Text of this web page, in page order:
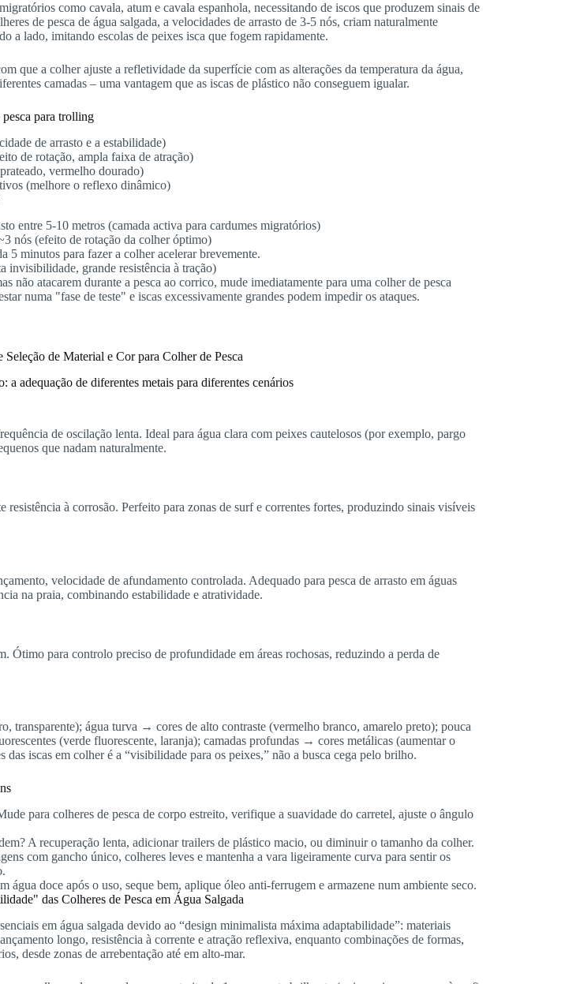
como cavala, atum e cavala espanhola, necessitando de iscos que produzem sinais de
de pesca de água salgada, a velocidades de arrasto de 3-5 nós, criam naturalmente
a lado, imitando escolas de peixes isca que fogem rapidamente.
que a colher ajuste a refletividade da superfície com as alterações da temperatura da água,
camadas – uma vantagem que as iscas de plástico não conseguem igualar.
para trolling
de arrasto e a estabilidade)
de rotação, ampla faixa de atração)
vermelho dourado)
(melhore o reflexo dinâmico)
entre 5-10 metros (camada activa para cardumes migratórios)
nós (efeito de rotação da colher óptimo)
5 minutos para fazer a colher acelerar brevemente.
invisibilidade, grande resistência à tração)
não atacarem durante a pesca ao corrico, mude imediatamente para uma colher de pesca
numa "fase de teste" e iscas excessivamente grandes podem impedir os ataques.
de Material e Cor para Colher de Pesca
a adequação de diferentes metais para diferentes cenários
de oscilação lenta. Ideal para água clara com peixes cautelosos (por exemplo, pargo
que nadam naturalmente.
resistência à corrosão. Perfeito para zonas de surf e correntes fortes, produzindo sinais visíveis
velocidade de afundamento controlada. Adequado para pesca de arrasto em águas
na praia, combinando estabilidade e atratividade.
Ótimo para controlo preciso de profundidade em áreas rochosas, reduzindo a perda de
transparente); água turva → cores de alto contraste (vermelho branco, amarelo preto); pouca
(verde fluorescente, laranja); camadas profundas → cores metálicas (aumentar o
iscas em colher é a “visibilidade para os peixes,” não a busca cega pelo brilho.
para colheres de pesca de corpo estreito, verifique a suavidade do carretel, ajuste o ângulo
A recuperação lenta, adicionar trailers de plástico macio, ou diminuir o tamanho da colher.
com gancho único, colheres leves e mantenha a vara ligeiramente curva para sentir os
água doce após o uso, seque bem, aplique óleo anti-ferrugem e armazene num ambiente seco.
das Colheres de Pesca em Água Salgada
em água salgada devido ao “design minimalista máxima adaptabilidade”: materiais
longo, resistência à corrente e atração reflexiva, enquanto combinações de formas,
desde zonas de arrebentação até em alto-mar.